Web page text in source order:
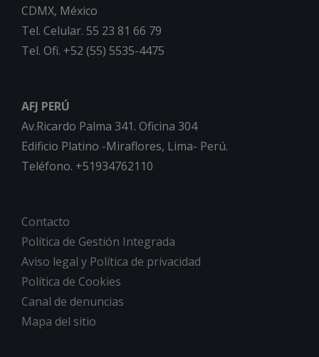
CDMX, México
Tel. Celular. 55 23 81 66 79
Tel. Ofi. +52 (55) 5535-4475
AFJ PERÚ
Av.Ricardo Palma 341. Oficina 304
Edificio Platino -Miraflores, Lima- Perú.
Teléfono. +51934762110
Contacto
Política de Gestión Integrada
Aviso legal y Política de privacidad
Política de Cookies
Canal de denuncias
Mapa del sitio